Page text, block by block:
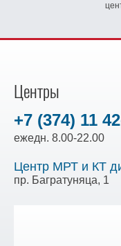
Центры
+7 (374) 11
ежедн. 8.00-22.00
Центр МРТ и КТ
пр. Багратуняца, 1